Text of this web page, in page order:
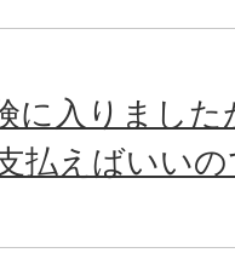
に入りました
払えばいい